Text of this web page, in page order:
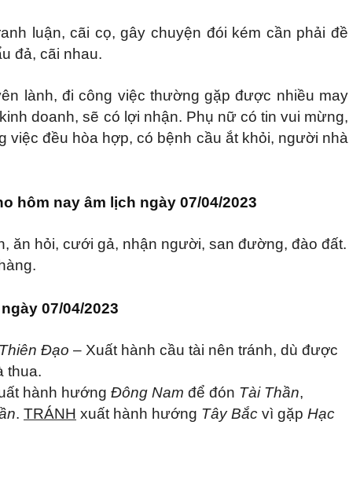
luận, cãi cọ, gây chuyện đói kém cần phải đề
đả, cãi nhau.
lành, đi công việc thường gặp được nhiều may
doanh, sẽ có lợi nhận. Phụ nữ có tin vui mừng,
việc đều hòa hợp, có bệnh cầu ắt khỏi, người nhà
hôm nay âm lịch ngày 07/04/2023
ăn hỏi, cưới gả, nhận người, san đường, đào đất.
07/04/2023
Thiên Đạo – Xuất hành cầu tài nên tránh, dù được
thua.
hành hướng Đông Nam để đón Tài Thần,
. TRÁNH xuất hành hướng Tây Bắc vì gặp Hạc